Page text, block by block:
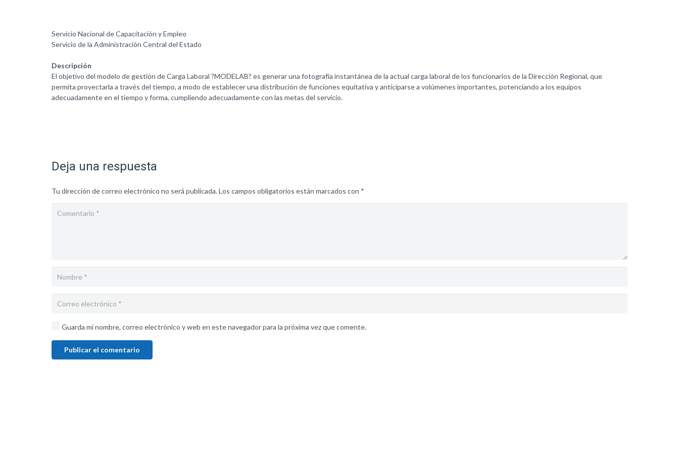
Servicio Nacional de Capacitación y Empleo
Servicio de la Administración Central del Estado
Descripción
El objetivo del modelo de gestión de Carga Laboral ?MODELAB? es generar una fotografía instantánea de la actual carga laboral de los funcionarios de la Dirección Regional, que
permita proyectarla a través del tiempo, a modo de establecer una distribución de funciones equitativa y anticiparse a volúmenes importantes, potenciando a los equipos
adecuadamente en el tiempo y forma, cumpliendo adecuadamente con las metas del servicio.
Deja una respuesta
Tu dirección de correo electrónico no será publicada.Los campos obligatorios están marcados con *
Guarda mi nombre, correo electrónico y web en este navegador para la próxima vez que comente.
Publicar el comentario